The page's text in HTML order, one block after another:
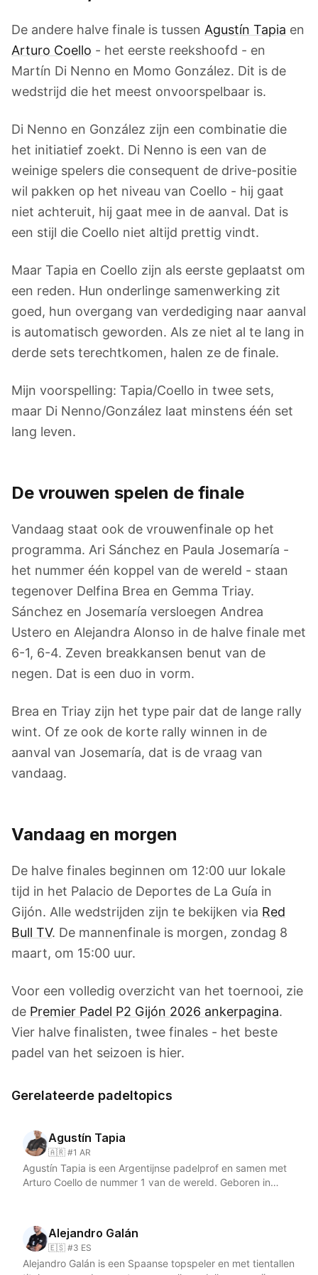
De andere halve finale is tussen Agustín Tapia en
Arturo Coello - het eerste reekshoofd - en
Martín Di Nenno en Momo González. Dit is de
wedstrijd die het meest onvoorspelbaar is.
Di Nenno en González zijn een combinatie die
het initiatief zoekt. Di Nenno is een van de
weinige spelers die consequent de drive-positie
wil pakken op het niveau van Coello - hij gaat
niet achteruit, hij gaat mee in de aanval. Dat is
een stijl die Coello niet altijd prettig vindt.
Maar Tapia en Coello zijn als eerste geplaatst om
een reden. Hun onderlinge samenwerking zit
goed, hun overgang van verdediging naar aanval
is automatisch geworden. Als ze niet al te lang in
derde sets terechtkomen, halen ze de finale.
Mijn voorspelling: Tapia/Coello in twee sets,
maar Di Nenno/González laat minstens één set
lang leven.
De vrouwen spelen de finale
Vandaag staat ook de vrouwenfinale op het
programma. Ari Sánchez en Paula Josemaría -
het nummer één koppel van de wereld - staan
tegenover Delfina Brea en Gemma Triay.
Sánchez en Josemaría versloegen Andrea
Ustero en Alejandra Alonso in de halve finale met
6-1, 6-4. Zeven breakkansen benut van de
negen. Dat is een duo in vorm.
Brea en Triay zijn het type pair dat de lange rally
wint. Of ze ook de korte rally winnen in de
aanval van Josemaría, dat is de vraag van
vandaag.
Vandaag en morgen
De halve finales beginnen om 12:00 uur lokale
tijd in het Palacio de Deportes de La Guía in
Gijón. Alle wedstrijden zijn te bekijken via Red
Bull TV. De mannenfinale is morgen, zondag 8
maart, om 15:00 uur.
Voor een volledig overzicht van het toernooi, zie
de Premier Padel P2 Gijón 2026 ankerpagina.
Vier halve finalisten, twee finales - het beste
padel van het seizoen is hier.
Gerelateerde padeltopics
Agustín Tapia
🇦🇷 #1 AR
Agustín Tapia is een Argentijnse padelprof en samen met
Arturo Coello de nummer 1 van de wereld. Geboren in
creativiteit met de pala. Hij speelt aan de linkerkant van
de baan en vormt sinds 2022 een onafscheidelijk koppel
met de Spanjaard Coello. Zachte handen, spectaculaire
afwerking en pure intuïtie maken hem tot een van de
Alejandro Galán
🇪🇸 #3 ES
Alejandro Galán is een Spaanse topspeler en met tientallen